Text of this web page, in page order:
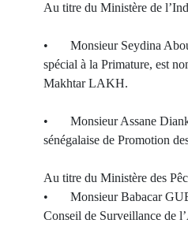
Au titre du Ministère de
• Monsieur Seydina
spécial à la Primature, est
Makhtar LAKH.
• Monsieur Assane
sénégalaise de Promotion
Au titre du Ministère des
• Monsieur Babacar
Conseil de Surveillance de